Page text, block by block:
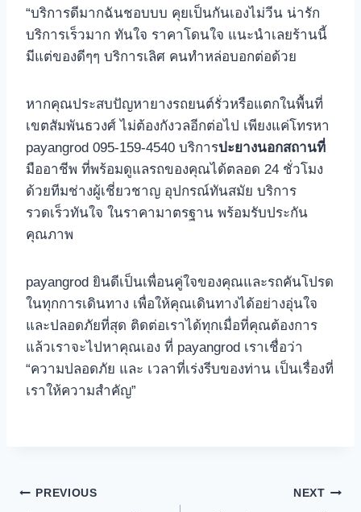
“บริการดีมากฉันชอบบบ คุยเป็นกันเองไม่วีน น่ารัก
บริการเร็วมาก ทันใจ ราคาโดนใจ แนะนําเลยร้านนี้
มีแต่ของดีๆๆ บริการเลิศ คนทําหล่อบอกต่อด้วย
หากคุณประสบปัญหายางรถยนต์รั่วหรือแตกในพื้นที่
เขตสัมพันธวงศ์ ไม่ต้องกังวลอีกต่อไป เพียงแค่โทรหา
payangrod 095-159-4540 บริการปะยางนอกสถานที่
มืออาชีพ ที่พร้อมดูแลรถของคุณได้ตลอด 24 ชั่วโมง
ด้วยทีมช่างผู้เชี่ยวชาญ อุปกรณ์ทันสมัย บริการ
รวดเร็วทันใจ ในราคามาตรฐาน พร้อมรับประกัน
คุณภาพ
payangrod ยินดีเป็นเพื่อนคู่ใจของคุณและรถคันโปรด
ในทุกการเดินทาง เพื่อให้คุณเดินทางได้อย่างอุ่นใจ
และปลอดภัยที่สุด ติดต่อเราได้ทุกเมื่อที่คุณต้องการ
แล้วเราจะไปหาคุณเอง ที่ payangrod เราเชื่อว่า
“ความปลอดภัย และ เวลาที่เร่งรีบของท่าน เป็นเรื่องที่
เราให้ความสําคัญ”
Post
PREVIOUS NEXT